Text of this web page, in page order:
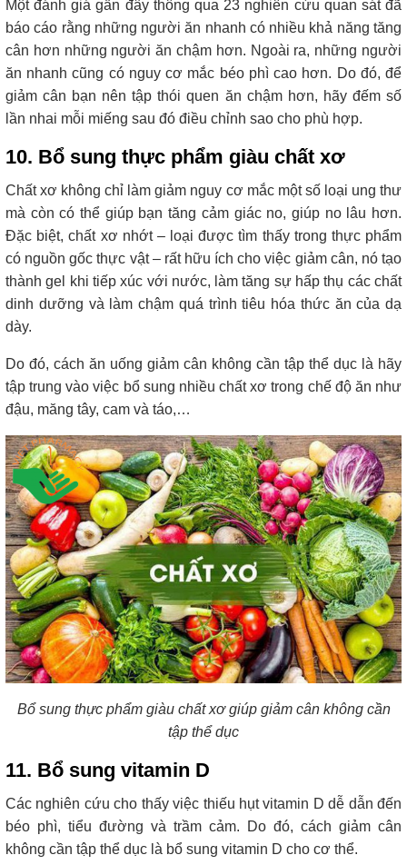
Một đánh giá gần đây thông qua 23 nghiên cứu quan sát đã
báo cáo rằng những người ăn nhanh có nhiều khả năng tăng
cân hơn những người ăn chậm hơn. Ngoài ra, những người
ăn nhanh cũng có nguy cơ mắc béo phì cao hơn. Do đó, để
giảm cân bạn nên tập thói quen ăn chậm hơn, hãy đếm số
lần nhai mỗi miếng sau đó điều chỉnh sao cho phù hợp.
10. Bổ sung thực phẩm giàu chất xơ
Chất xơ không chỉ làm giảm nguy cơ mắc một số loại ung thư
mà còn có thể giúp bạn tăng cảm giác no, giúp no lâu hơn.
Đặc biệt, chất xơ nhớt – loại được tìm thấy trong thực phẩm
có nguồn gốc thực vật – rất hữu ích cho việc giảm cân, nó tạo
thành gel khi tiếp xúc với nước, làm tăng sự hấp thụ các chất
dinh dưỡng và làm chậm quá trình tiêu hóa thức ăn của dạ
dày.
Do đó, cách ăn uống giảm cân không cần tập thể dục là hãy
tập trung vào việc bổ sung nhiều chất xơ trong chế độ ăn như
đậu, măng tây, cam và táo,…
Bổ sung thực phẩm giàu chất xơ giúp giảm cân không cần
tập thể dục
11. Bổ sung vitamin D
Các nghiên cứu cho thấy việc thiếu hụt vitamin D dễ dẫn đến
béo phì, tiểu đường và trầm cảm. Do đó, cách giảm cân
không cần tập thể dục là bổ sung vitamin D cho cơ thể.